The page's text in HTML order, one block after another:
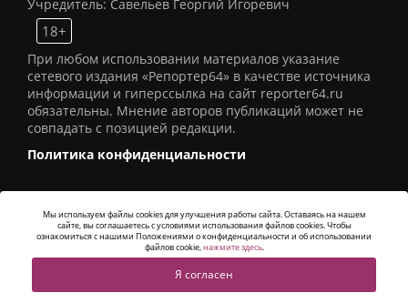
Учредитель: Савельев Георгий Игоревич
18+
При любом использовании материалов указание
сетевого издания «Репортер64» в качестве источника
информации и гиперссылка на сайт reporter64.ru
обязательны. Мнение авторов публикаций может не
совпадать с позицией редакции.
Политика конфиденциальности
© 2016СИ «Репортер64». Все права защищены -
Alatis Studio
Мы используем файлы cookies для улучшения работы сайта. Оставаясь на нашем
сайте, вы соглашаетесь с условиями использования файлов cookies. Чтобы
ознакомиться с нашими Положениями о конфиденциальности и об использовании
файлов cookie,нажмите здесь.
Я согласен